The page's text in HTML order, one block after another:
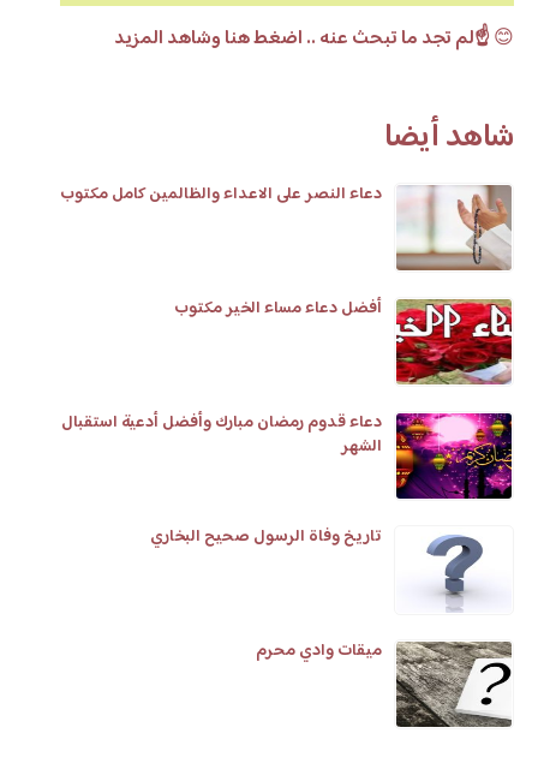
😊☝️لم تجد ما تبحث عنه .. اضغط هنا وشاهد المزيد
شاهد أيضا
دعاء النصر على الاعداء والظالمين كامل مكتوب
أفضل دعاء مساء الخير مكتوب
دعاء قدوم رمضان مبارك وأفضل أدعية استقبال
الشهر
تاريخ وفاة الرسول صحيح البخاري
ميقات وادي محرم